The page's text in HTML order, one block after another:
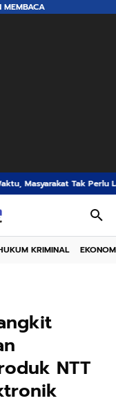
MEMBACA
Menunggu Layanan
KRIMINAL
NTT